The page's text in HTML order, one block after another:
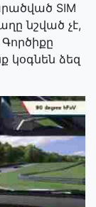
SIM
նշված չէ,
կօգնեն ձեզ